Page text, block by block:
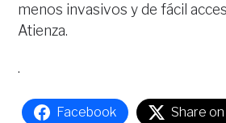
menos invasivos y de fácil
Atienza.
.
Facebook Share on